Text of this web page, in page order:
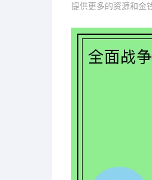
提供更多的资源和金